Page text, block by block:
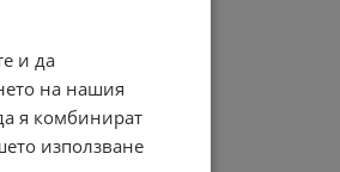
и да
на нашия
я комбинират
използване